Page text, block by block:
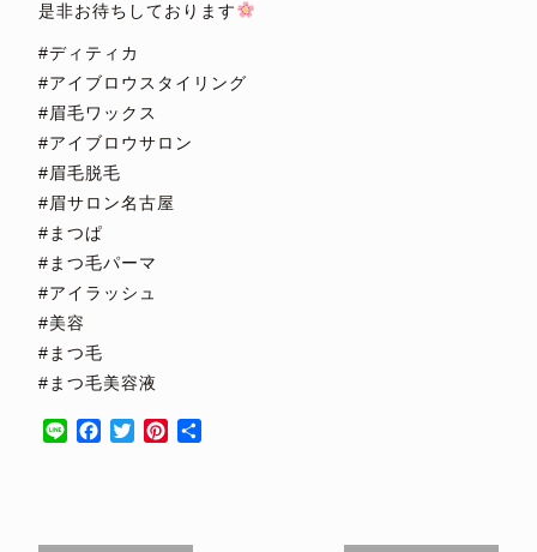
是非お待ちしております
#ディティカ
#アイブロウスタイリング
#眉毛ワックス
#アイブロウサロン
#眉毛脱毛
#眉サロン名古屋
#まつぱ
#まつ毛パーマ
#アイラッシュ
#美容
#まつ毛
#まつ毛美容液
Line Facebook
TwitterPinterest